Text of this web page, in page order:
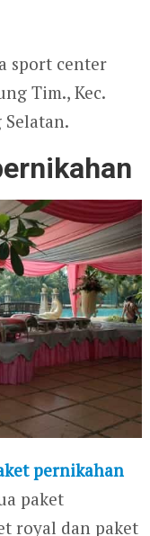
sport center
Tim., Kec.
Selatan.
pernikahan
paket
royal dan paket